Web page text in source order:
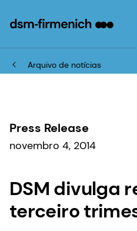
Arquivo de notícias
Press Release
novembro 4, 2014
DSM divulga
terceiro